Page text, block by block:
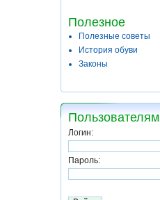
Полезное
Полезные советы
История обуви
Законы
Пользователям
Логин:
Пароль: